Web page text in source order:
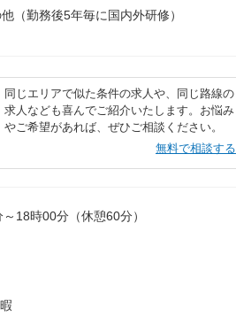
勤務後5年毎に国内外研修）
同じエリアで似た条件の求人や、同じ路線の
求人なども喜んでご紹介いたします。お悩み
やご希望があれば、ぜひご相談ください。
無料で相談する
18時00分（休憩60分）